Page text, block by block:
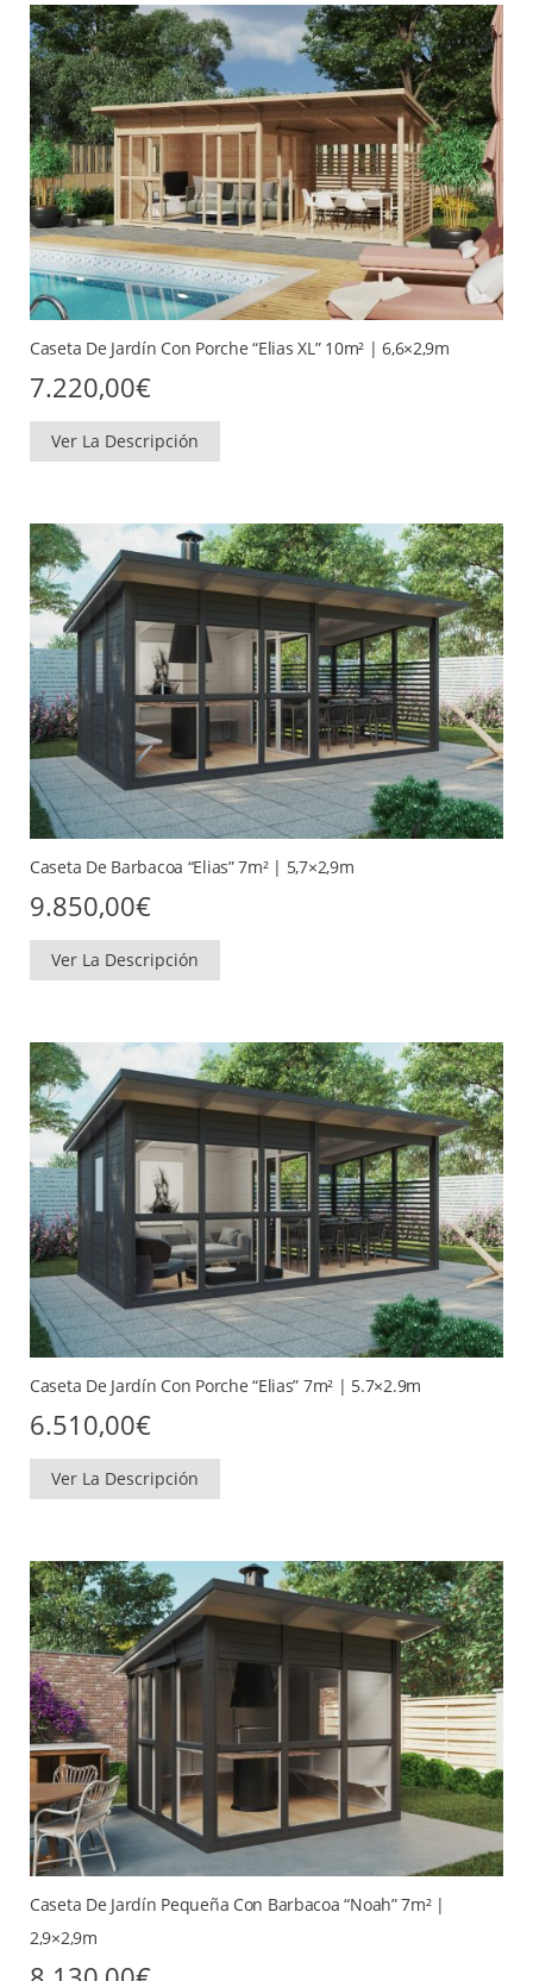
Caseta De Jardín Con Porche “Elias XL” 10m² | 6,6×2,9m
7.220,00€
Ver La Descripción
Caseta De Barbacoa “Elias” 7m² | 5,7×2,9m
9.850,00€
Ver La Descripción
Caseta De Jardín Con Porche “Elias” 7m² | 5.7×2.9m
6.510,00€
Ver La Descripción
Caseta De Jardín Pequeña Con Barbacoa “Noah” 7m² |
2,9×2,9m